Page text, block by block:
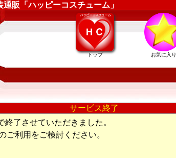
販「ハッピーコスチューム」
トップ お気に入り
サービス終了
了させていただきました。
ご利用をご検討ください。